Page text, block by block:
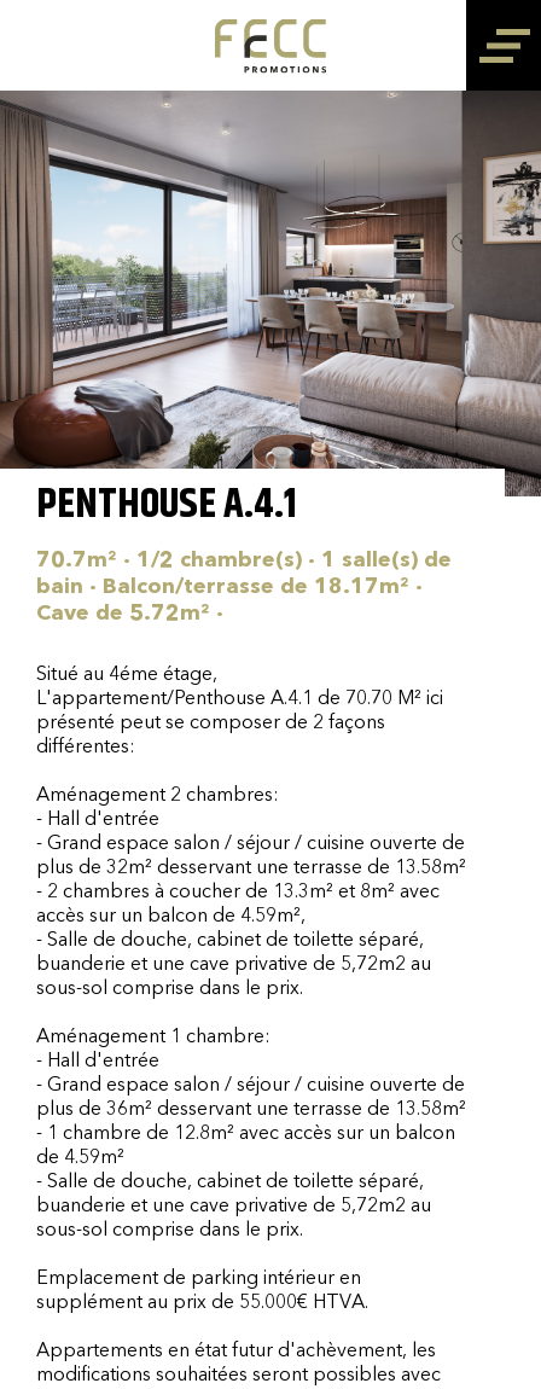
PENTHOUSE A.4.1
70.7m² · 1/2 chambre(s) · 1 salle(s) de
bain · Balcon/terrasse de 18.17m² ·
Cave de 5.72m² ·
Situé au 4éme étage,
L'appartement/Penthouse A.4.1 de 70.70 M² ici
présenté peut se composer de 2 façons
différentes:
Aménagement 2 chambres:
- Hall d'entrée
- Grand espace salon / séjour / cuisine ouverte de
plus de 32m² desservant une terrasse de 13.58m²
- 2 chambres à coucher de 13.3m² et 8m² avec
accès sur un balcon de 4.59m²,
- Salle de douche, cabinet de toilette séparé,
buanderie et une cave privative de 5,72m2 au
sous-sol comprise dans le prix.
Aménagement 1 chambre:
- Hall d'entrée
- Grand espace salon / séjour / cuisine ouverte de
plus de 36m² desservant une terrasse de 13.58m²
- 1 chambre de 12.8m² avec accès sur un balcon
de 4.59m²
- Salle de douche, cabinet de toilette séparé,
buanderie et une cave privative de 5,72m2 au
sous-sol comprise dans le prix.
Emplacement de parking intérieur en
supplément au prix de 55.000€ HTVA.
Appartements en état futur d'achèvement, les
modifications souhaitées seront possibles avec